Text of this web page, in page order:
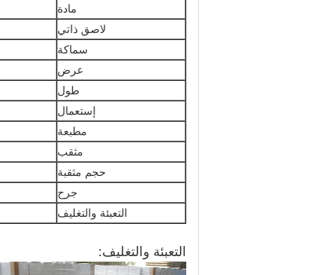
مادة
لاصق ذاتي
سماكة
عرض
طول
إستعمال
مطبعة
مثقب
حجم مثقبة
جرح
التعبئة والتغليف
التعبئة والتغليف: